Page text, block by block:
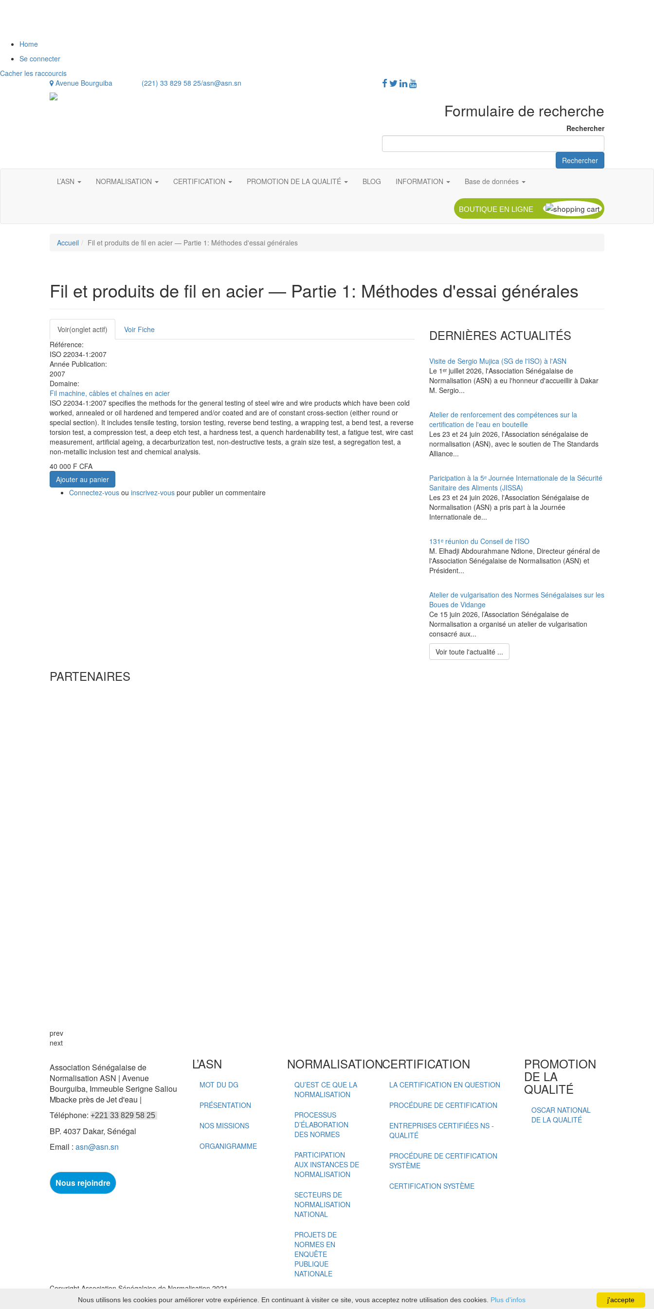
Home
Se connecter
Cacher les raccourcis
Avenue Bourguiba (221) 33 829 58 25/asn@asn.sn
Formulaire de recherche
Rechercher
Rechercher
L’ASN NORMALISATION CERTIFICATION PROMOTION DE LA QUALITÉ BLOG INFORMATION Base de données
BOUTIQUE EN LIGNE
Accueil Fil et produits de fil en acier — Partie 1: Méthodes d'essai générales
Fil et produits de fil en acier — Partie 1: Méthodes d'essai générales
Onglets
principaux
Voir(onglet actif)
Voir Fiche
Référence:
ISO 22034-1:2007
Année Publication:
2007
Domaine:
Fil machine, câbles et chaînes en acier
ISO 22034-1:2007 specifies the methods for the general testing of steel wire and wire products which have been cold
worked, annealed or oil hardened and tempered and/or coated and are of constant cross-section (either round or
special section). It includes tensile testing, torsion testing, reverse bend testing, a wrapping test, a bend test, a reverse
torsion test, a compression test, a deep etch test, a hardness test, a quench hardenability test, a fatigue test, wire cast
measurement, artificial ageing, a decarburization test, non-destructive tests, a grain size test, a segregation test, a
non-metallic inclusion test and chemical analysis.
40 000 F CFA
Ajouter au panier
Connectez-vous ou inscrivez-vous pour publier un commentaire
DERNIÈRES ACTUALITÉS
Visite de Sergio Mujica (SG de l'ISO) à l'ASN
Le 1ᵉʳ juillet 2026, l'Association Sénégalaise de
Normalisation (ASN) a eu l'honneur d'accueillir à Dakar
M. Sergio...
Atelier de renforcement des compétences sur la
certification de l'eau en bouteille
Les 23 et 24 juin 2026, l'Association sénégalaise de
normalisation (ASN), avec le soutien de The Standards
Alliance...
Paricipation à la 5ᵉ Journée Internationale de la Sécurité
Sanitaire des Aliments (JISSA)
‎Les 23 et 24 juin 2026, l'Association Sénégalaise de
Normalisation (ASN) a pris part à la Journée
Internationale de...
131ᵉ réunion du Conseil de l'ISO
M. Elhadji Abdourahmane Ndione, Directeur général de
l'Association Sénégalaise de Normalisation (ASN) et
Président...
Atelier de vulgarisation des Normes Sénégalaises sur les
Boues de Vidange
Ce 15 juin 2026, l’Association Sénégalaise de
Normalisation a organisé un atelier de vulgarisation
consacré aux...
Voir toute l'actualité ...
PARTENAIRES
prev
next
Association Sénégalaise de
Normalisation ASN | Avenue
Bourguiba, Immeuble Serigne Saliou
Mbacke près de Jet d'eau |
Téléphone: +221 33 829 58 25
BP. 4037 Dakar, Sénégal
Email : asn@asn.sn
Nous rejoindre
L’ASN
MOT DU DG
PRÉSENTATION
NOS MISSIONS
ORGANIGRAMME
NORMALISATION
QU’EST CE QUE LA
NORMALISATION
PROCESSUS
D’ÉLABORATION
DES NORMES
PARTICIPATION
AUX INSTANCES DE
NORMALISATION
SECTEURS DE
NORMALISATION
NATIONAL
PROJETS DE
NORMES EN
ENQUÊTE
PUBLIQUE
NATIONALE
CERTIFICATION
LA CERTIFICATION EN QUESTION
PROCÉDURE DE CERTIFICATION
ENTREPRISES CERTIFIÉES NS -
QUALITÉ
PROCÉDURE DE CERTIFICATION
SYSTÈME
CERTIFICATION SYSTÈME
PROMOTION
DE LA
QUALITÉ
OSCAR NATIONAL
DE LA QUALITÉ
Copyright Association Sénégalaise de Normalisation 2021
j'accepte
Nous utilisons les cookies pour améliorer votre expérience. En continuant à visiter ce site, vous acceptez notre utilisation des cookies. Plus d'infos